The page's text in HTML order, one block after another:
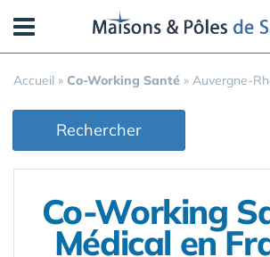
Accueil » Co-Working Santé » Auvergne-
Rechercher
Co-Working
Médical en
Panneau de gestion des cookies